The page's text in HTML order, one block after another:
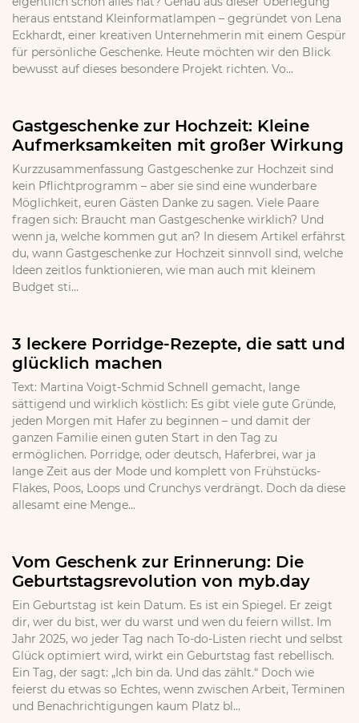
heraus entstand Kleinformatlampen – gegründet von Lena
Eckhardt, einer kreativen Unternehmerin mit einem Gespür
für persönliche Geschenke. Heute möchten wir den Blick
bewusst auf dieses besondere Projekt richten. Vo...
Gastgeschenke zur Hochzeit: Kleine
Aufmerksamkeiten mit großer Wirkung
Kurzzusammenfassung Gastgeschenke zur Hochzeit sind
kein Pflichtprogramm – aber sie sind eine wunderbare
Möglichkeit, euren Gästen Danke zu sagen. Viele Paare
fragen sich: Braucht man Gastgeschenke wirklich? Und
wenn ja, welche kommen gut an? In diesem Artikel erfährst
du, wann Gastgeschenke zur Hochzeit sinnvoll sind, welche
Ideen zeitlos funktionieren, wie man auch mit kleinem
Budget sti...
3 leckere Porridge-Rezepte, die satt und
glücklich machen
Text: Martina Voigt-Schmid Schnell gemacht, lange
sättigend und wirklich köstlich: Es gibt viele gute Gründe,
jeden Morgen mit Hafer zu beginnen – und damit der
ganzen Familie einen guten Start in den Tag zu
ermöglichen. Porridge, oder deutsch, Haferbrei, war ja
lange Zeit aus der Mode und komplett von Frühstücks-
Flakes, Poos, Loops und Crunchys verdrängt. Doch da diese
allesamt eine Menge...
Vom Geschenk zur Erinnerung: Die
Geburtstagsrevolution von myb.day
Ein Geburtstag ist kein Datum. Es ist ein Spiegel. Er zeigt
dir, wer du bist, wer du warst und wen du feiern willst. Im
Jahr 2025, wo jeder Tag nach To-do-Listen riecht und selbst
Glück optimiert wird, wirkt ein Geburtstag fast rebellisch.
Ein Tag, der sagt: „Ich bin da. Und das zählt.“ Doch wie
feierst du etwas so Echtes, wenn zwischen Arbeit, Terminen
und Benachrichtigungen kaum Platz bl...